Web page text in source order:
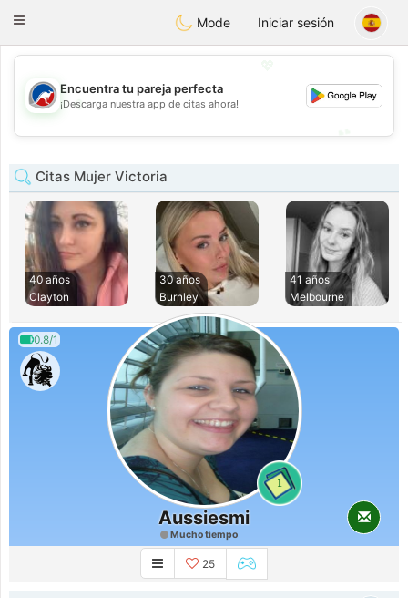
Australia Chat
Toggle
Mode Iniciar sesión
💖
💕
Encuentra tu pareja perfecta
¡Descarga nuestra app de citas ahora!
Citas Mujer Victoria
40 años
Clayton
30 años
Burnley
41 años
Melbourne
0.8/1
1
Aussiesmi
Mucho tiempo
25